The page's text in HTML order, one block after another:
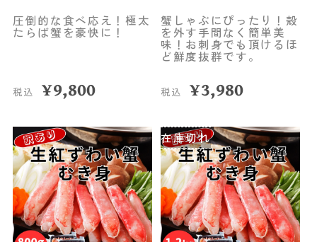
圧倒的な食べ応え！極太
たらば蟹を豪快に！
税込 ¥9,800
蟹しゃぶにぴったり！殻
を外す手間なく簡単美
味！お刺身でも頂けるほ
ど鮮度抜群です。
税込 ¥3,980
在庫切れ